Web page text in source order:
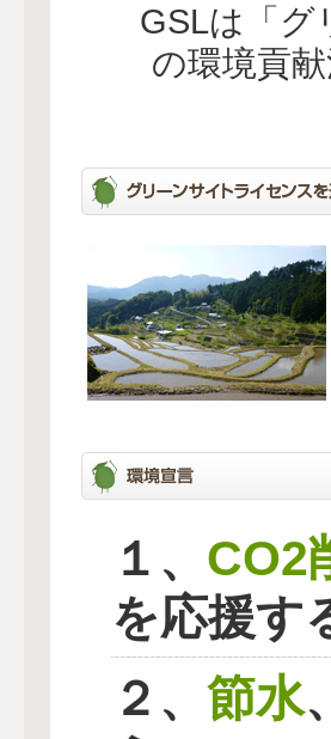
GSLは「グ
の環境貢
１、 CO2
を応援す
２、 節水、